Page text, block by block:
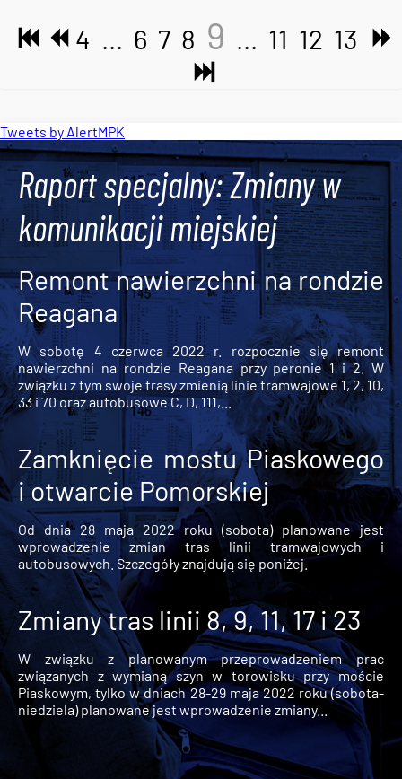
4 ... 6 7 8 9 ... 11 12 13
Tweets by AlertMPK
Raport specjalny: Zmiany w
komunikacji miejskiej
Remont nawierzchni na rondzie
Reagana
W sobotę 4 czerwca 2022 r. rozpocznie się remont
nawierzchni na rondzie Reagana przy peronie 1 i 2. W
związku z tym swoje trasy zmienią linie tramwajowe 1, 2, 10,
33 i 70 oraz autobusowe C, D, 111,...
Zamknięcie mostu Piaskowego
i otwarcie Pomorskiej
Od dnia 28 maja 2022 roku (sobota) planowane jest
wprowadzenie zmian tras linii tramwajowych i
autobusowych. Szczegóły znajdują się poniżej.
Zmiany tras linii 8, 9, 11, 17 i 23
W związku z planowanym przeprowadzeniem prac
związanych z wymianą szyn w torowisku przy moście
Piaskowym, tylko w dniach 28-29 maja 2022 roku (sobota-
niedziela) planowane jest wprowadzenie zmiany...